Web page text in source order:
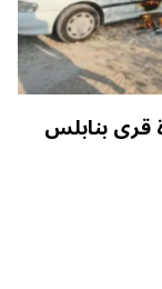
قرى بنابلس